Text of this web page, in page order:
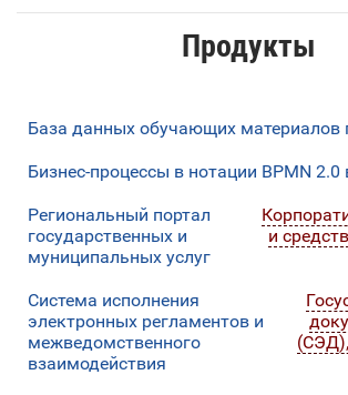
Продукты
База данных обучающих
Бизнес-процессы в нотации BPMN
Региональный портал
государственных и
муниципальных услуг
и
Система исполнения
электронных регламентов и
межведомственного
взаимодействия